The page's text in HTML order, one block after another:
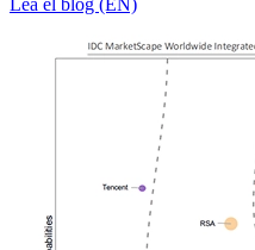
Lea el blog (EN)